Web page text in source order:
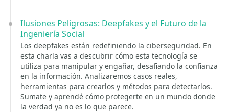
Ilusiones Peligrosas: Deepfakes y el Futuro de la
Ingeniería Social
Los deepfakes están redefiniendo la ciberseguridad. En
esta charla vas a descubrir cómo esta tecnología se
utiliza para manipular y engañar, desafiando la confianza
en la información. Analizaremos casos reales,
herramientas para crearlos y métodos para detectarlos.
Sumate y aprendé cómo protegerte en un mundo donde
la verdad ya no es lo que parece.